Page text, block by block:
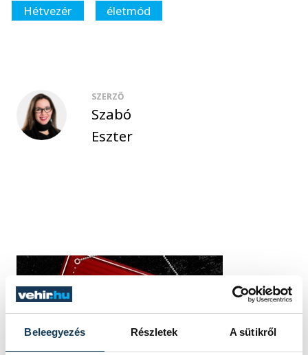
Beleegyezés Részletek A sütikről
Hétvezér életmód
SZERZŐ
Szabó
Eszter